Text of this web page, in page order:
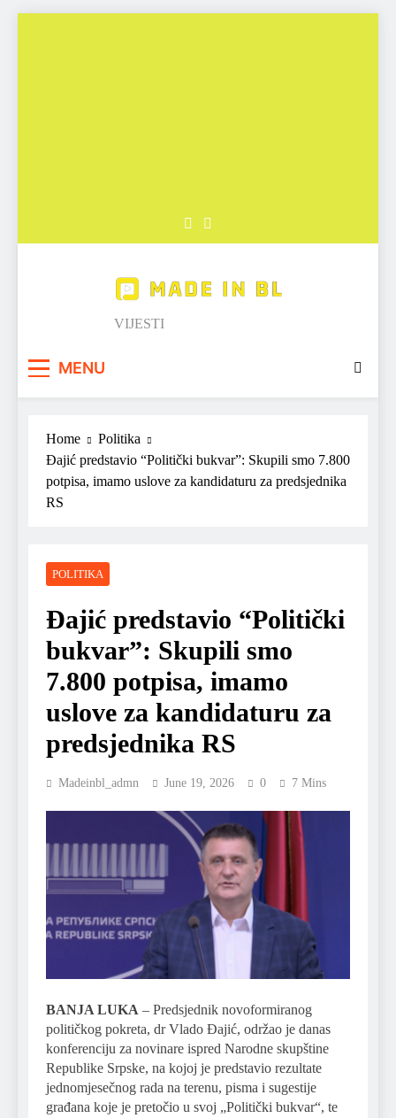
Made in BL
VIJESTI
MENU
Home
Politika
Đajić predstavio “Politički bukvar”: Skupili smo 7.800
potpisa, imamo uslove za kandidaturu za predsjednika
RS
POLITIKA
Đajić predstavio “Politički
bukvar”: Skupili smo
7.800 potpisa, imamo
uslove za kandidaturu za
predsjednika RS
Madeinbl_admn June 19, 2026 0 7 Mins
BANJA LUKA – Predsjednik novoformiranog
političkog pokreta, dr Vlado Đajić, održao je danas
konferenciju za novinare ispred Narodne skupštine
Republike Srpske, na kojoj je predstavio rezultate
jednomjesečnog rada na terenu, pisma i sugestije
građana koje je pretočio u svoj „Politički bukvar“, te